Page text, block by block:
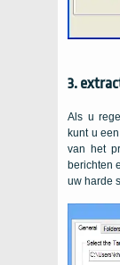
3.
Als u
kunt u
van het
berichten
uw harde